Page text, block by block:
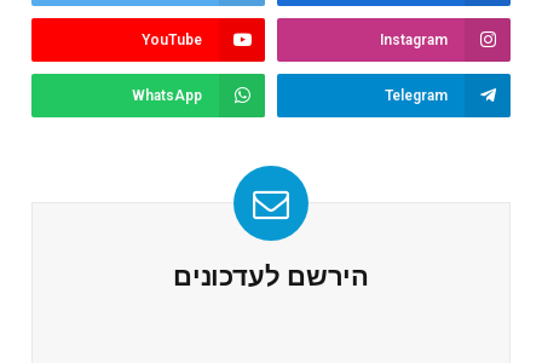
Instagram
YouTube
Telegram
WhatsApp
הירשם לעדכונים